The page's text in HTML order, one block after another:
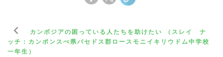
カンボジアの困っている人たちを助けたい （スレイ ナ
ッチ：カンポンスぺ県バセドス郡ロースモニイキリウドム中学校
一年生）